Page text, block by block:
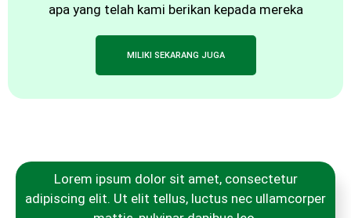
apa yang telah kami berikan kepada mereka
MILIKI SEKARANG JUGA
Lorem ipsum dolor sit amet, consectetur
adipiscing elit. Ut elit tellus, luctus nec ullamcorper